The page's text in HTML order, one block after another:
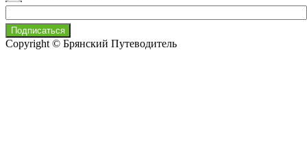
Copyright © Брянский Путеводитель